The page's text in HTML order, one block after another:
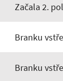
Začala 2.
Branku
Branku